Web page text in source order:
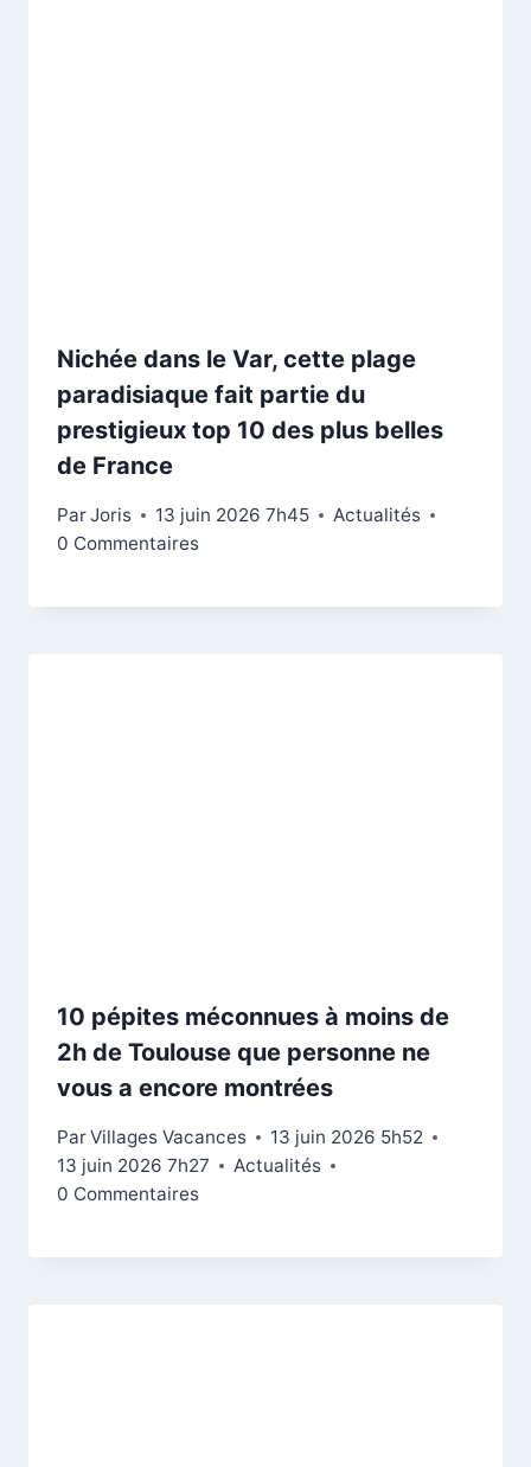
Nichée dans le Var, cette plage
paradisiaque fait partie du
prestigieux top 10 des plus belles
de France
ParJoris 13 juin 2026 7h45
Actualités
0 Commentaires
10 pépites méconnues à moins de
2h de Toulouse que personne ne
vous a encore montrées
ParVillages Vacances
13 juin 2026 5h52
13 juin 2026 7h27
Actualités
0 Commentaires